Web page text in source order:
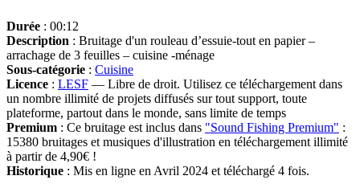
Durée : 00:12
Description : Bruitage d'un rouleau d’essuie-tout en papier –
arrachage de 3 feuilles – cuisine -ménage
Sous-catégorie : Cuisine
Licence : LESF — Libre de droit. Utilisez ce téléchargement dans
un nombre illimité de projets diffusés sur tout support, toute
plateforme, partout dans le monde, sans limite de temps
Premium : Ce bruitage est inclus dans "Sound Fishing Premium" :
15380 bruitages et musiques d'illustration en téléchargement illimité
à partir de 4,90€ !
Historique : Mis en ligne en Avril 2024 et téléchargé 4 fois.